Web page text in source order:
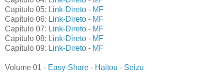
Capítulo 05: Link-Direto - MF
Capítulo 06: Link-Direto - MF
Capítulo 07: Link-Direto - MF
Capítulo 08: Link-Direto - MF
Capítulo 09: Link-Direto - MF
Volume 01 - Easy-Share - Haitou - Seizu